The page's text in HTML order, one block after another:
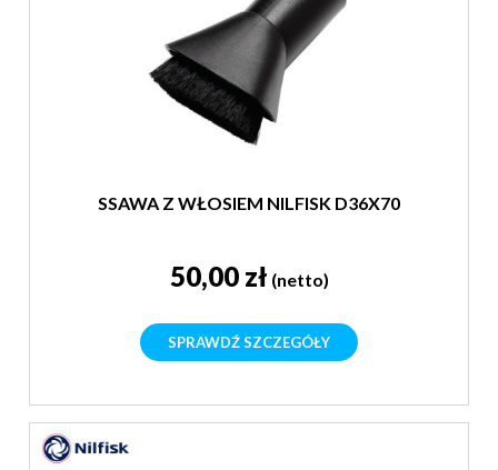
SSAWA Z WŁOSIEM NILFISK D36X70
50,00 zł (netto)
SPRAWDŹ SZCZEGÓŁY